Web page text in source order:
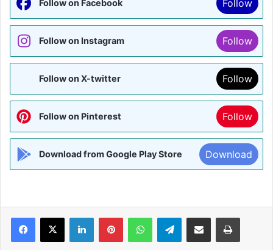
Follow on Facebook Follow
Follow on Instagram Follow
Follow on X-twitter Follow
Follow on Pinterest Follow
Download from Google Play Store Download
Facebook
X LinkedInPinterestWhatsAppTelegramShare via Email Print